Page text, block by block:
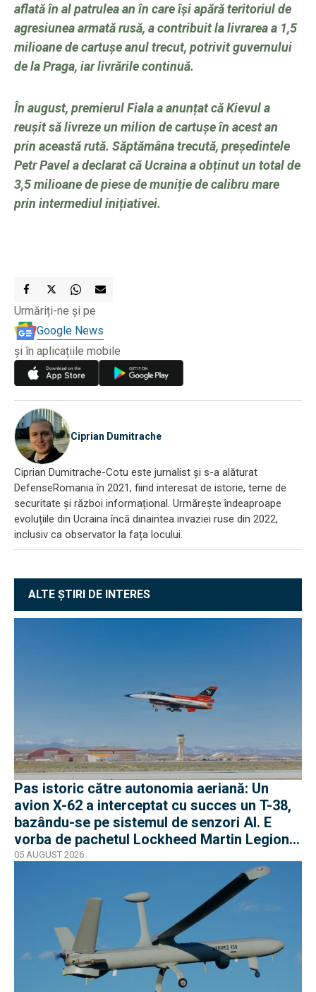
aflată în al patrulea an în care își apără teritoriul de
agresiunea armată rusă, a contribuit la livrarea a 1,5
milioane de cartușe anul trecut, potrivit guvernului
de la Praga, iar livrările continuă.
În august, premierul Fiala a anunțat că Kievul a
reușit să livreze un milion de cartușe în acest an
prin această rută. Săptămâna trecută, președintele
Petr Pavel a declarat că Ucraina a obținut un total de
3,5 milioane de piese de muniție de calibru mare
prin intermediul inițiativei.
Urmăriți-ne și pe
Google News
și în aplicațiile mobile
Ciprian Dumitrache
Ciprian Dumitrache-Cotu este jurnalist și s-a alăturat
DefenseRomania în 2021, fiind interesat de istorie, teme de
securitate și război informațional. Urmărește îndeaproape
evoluțiile din Ucraina încă dinaintea invaziei ruse din 2022,
inclusiv ca observator la fața locului.
ALTE ȘTIRI DE INTERES
Pas istoric către autonomia aeriană: Un
avion X-62 a interceptat cu succes un T-38,
bazându-se pe sistemul de senzori AI. E
vorba de pachetul Lockheed Martin Legion
Pod
05 AUGUST 2026